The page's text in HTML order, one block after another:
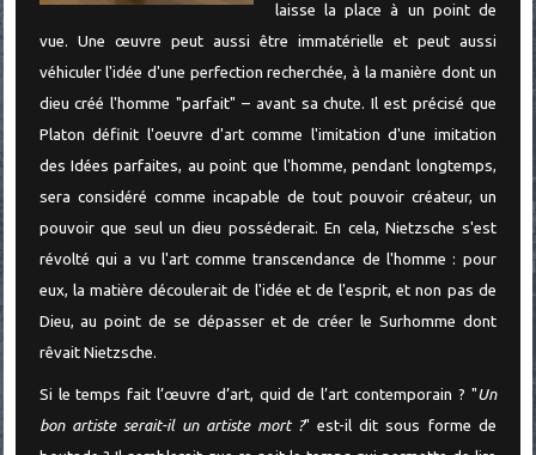
laisse la place à un point de
vue. Une œuvre peut aussi être immatérielle et peut aussi
véhiculer l'idée d'une perfection recherchée, à la manière dont un
dieu créé l'homme "parfait" – avant sa chute. Il est précisé que
Platon définit l'oeuvre d'art comme l'imitation d'une imitation
des Idées parfaites, au point que l'homme, pendant longtemps,
sera considéré comme incapable de tout pouvoir créateur, un
pouvoir que seul un dieu posséderait. En cela, Nietzsche s'est
révolté qui a vu l'art comme transcendance de l'homme : pour
eux, la matière découlerait de l'idée et de l'esprit, et non pas de
Dieu, au point de se dépasser et de créer le Surhomme dont
rêvait Nietzsche.
Si le temps fait l’œuvre d’art, quid de l’art contemporain ? "Un
bon artiste serait-il un artiste mort ?" est-il dit sous forme de